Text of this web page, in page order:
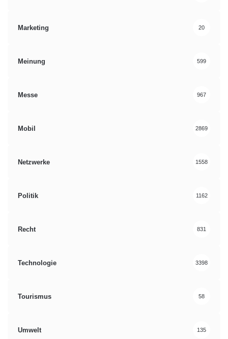
Marketing 20
Meinung 599
Messe 967
Mobil 2869
Netzwerke 1558
Politik 1162
Recht 831
Technologie 3398
Tourismus 58
Umwelt 135